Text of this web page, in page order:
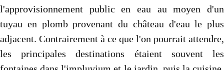
l'approvisionnement public en eau au moyen d'un
tuyau en plomb provenant du château d'eau le plus
adjacent. Contrairement à ce que l'on pourrait attendre,
les principales destinations étaient souvent les